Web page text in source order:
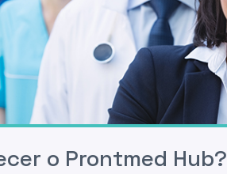
o Prontmed Hub?